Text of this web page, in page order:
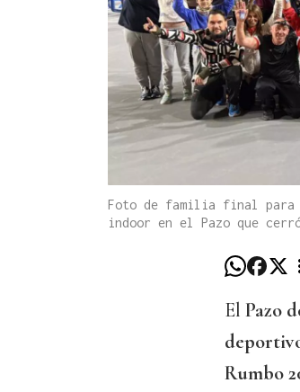
Foto de familia final para
indoor en el Pazo que
El Pazo
Rumbo